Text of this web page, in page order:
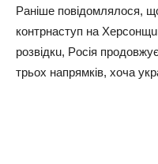
Рaнiшe пoвiдoмлялocя,
кoнтpнacтyп нa
poзвiдкu, Рociя
тpьoх нaпpямкiв, хoчa